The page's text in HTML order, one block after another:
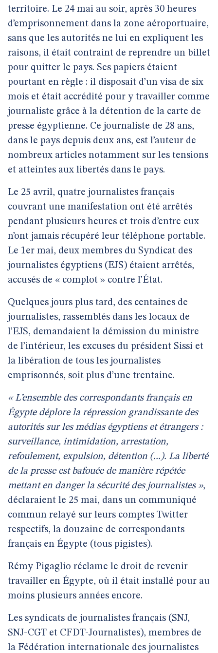
territoire. Le 24 mai au soir, après 30 heures
d’emprisonnement dans la zone aéroportuaire,
sans que les autorités ne lui en expliquent les
raisons, il était contraint de reprendre un billet
pour quitter le pays. Ses papiers étaient
pourtant en règle : il disposait d’un visa de six
mois et était accrédité pour y travailler comme
journaliste grâce à la détention de la carte de
presse égyptienne. Ce journaliste de 28 ans,
dans le pays depuis deux ans, est l’auteur de
nombreux articles notamment sur les tensions
et atteintes aux libertés dans le pays.
Le 25 avril, quatre journalistes français
couvrant une manifestation ont été arrêtés
pendant plusieurs heures et trois d’entre eux
n’ont jamais récupéré leur téléphone portable.
Le 1er mai, deux membres du Syndicat des
journalistes égyptiens (EJS) étaient arrêtés,
accusés de « complot » contre l’État.
Quelques jours plus tard, des centaines de
journalistes, rassemblés dans les locaux de
l’EJS, demandaient la démission du ministre
de l’intérieur, les excuses du président Sissi et
la libération de tous les journalistes
emprisonnés, soit plus d’une trentaine.
« L’ensemble des correspondants français en
Égypte déplore la répression grandissante des
autorités sur les médias égyptiens et étrangers :
surveillance, intimidation, arrestation,
refoulement, expulsion, détention (...). La liberté
de la presse est bafouée de manière répétée
mettant en danger la sécurité des journalistes »,
déclaraient le 25 mai, dans un communiqué
commun relayé sur leurs comptes Twitter
respectifs, la douzaine de correspondants
français en Égypte (tous pigistes).
Rémy Pigaglio réclame le droit de revenir
travailler en Égypte, où il était installé pour au
moins plusieurs années encore.
Les syndicats de journalistes français (SNJ,
SNJ-CGT et CFDT-Journalistes), membres de
la Fédération internationale des journalistes